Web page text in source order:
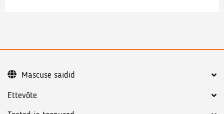
Ettevõte
Mascuse saidid